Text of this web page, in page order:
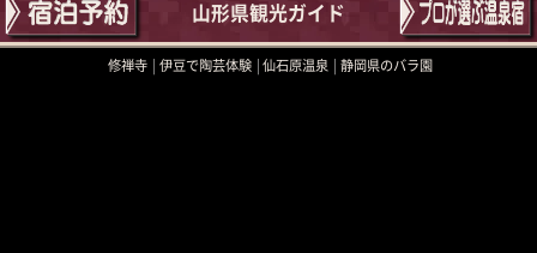
山形県観光ガイド
修禅寺 伊豆で陶芸体験 仙石原温泉 静岡県のバラ園